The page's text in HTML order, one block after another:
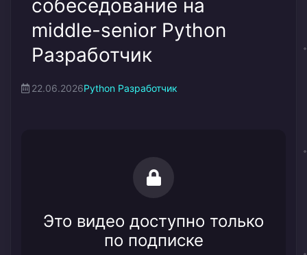
собеседование на
middle-senior Python
Разработчик
22.06.2026Python Разработчик
Это видео доступно только
по подписке